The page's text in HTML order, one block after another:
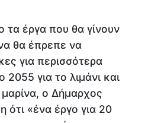
έργα που θα γίνουν
θα έπρεπε να
για περισσότερα
2055 για το λιμάνι και
μαρίνα, ο Δήμαρχος
ότι «ένα έργο για 20